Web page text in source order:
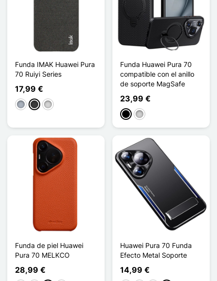
Funda IMAK Huawei Pura
70 Ruiyi Series
17,99 €
Gris Gris oscuro
Gris clair
Funda Huawei Pura 70
compatible con el anillo
de soporte MagSafe
23,99 €
NegroPlata
Funda de piel Huawei
Pura 70 MELKCO
28,99 €
Huawei Pura 70 Funda
Efecto Metal Soporte
14,99 €